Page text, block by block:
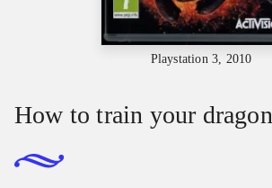
Playstation 3, 2010
How to train your dragon